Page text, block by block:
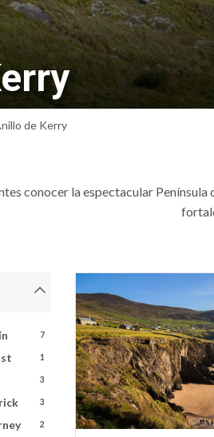
de Kerry
conocer la espectacular
7
1
3
3
2